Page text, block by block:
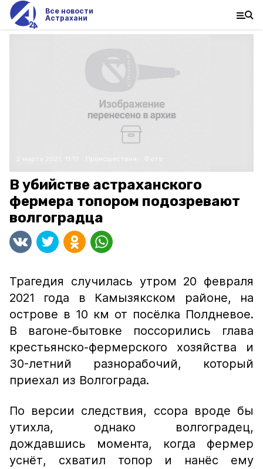
Все новости
Астрахани
В убийстве астраханского
фермера топором подозревают
волгоградца
Трагедия случилась утром 20 февраля
2021 года в Камызякском районе, на
острове в 10 км от посёлка Полдневое.
В вагоне-бытовке поссорились глава
крестьянско-фермерского хозяйства и
30-летний разнорабочий, который
приехал из Волгограда.
По версии следствия, ссора вроде бы
утихла, однако волгоградец,
дождавшись момента, когда фермер
уснёт, схватил топор и нанёс ему